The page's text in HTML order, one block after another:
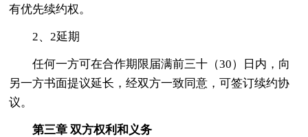
有优先续约权。
2、2延期
任何一方可在合作期限届满前三十（30）日内，向
另一方书面提议延长，经双方一致同意，可签订续约协
议。
第三章 双方权利和义务